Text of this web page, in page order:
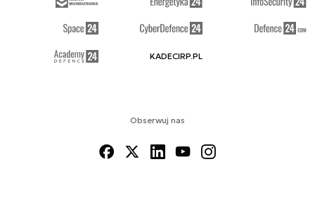
Obserwuj nas
KADECIRP.PL